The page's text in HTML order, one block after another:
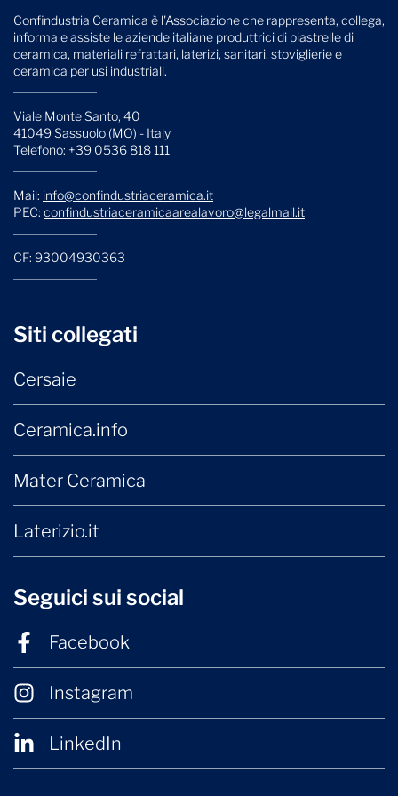
Confindustria Ceramica è l'Associazione che rappresenta, collega,
informa e assiste le aziende italiane produttrici di piastrelle di
ceramica, materiali refrattari, laterizi, sanitari, stoviglierie e
ceramica per usi industriali.
Viale Monte Santo, 40
41049 Sassuolo (MO) - Italy
Telefono: +39 0536 818 111
Mail: info@confindustriaceramica.it
PEC: confindustriaceramicaarealavoro@legalmail.it
CF: 93004930363
Siti collegati
Cersaie
Ceramica.info
Mater Ceramica
Laterizio.it
Seguici sui social
Facebook
Instagram
LinkedIn